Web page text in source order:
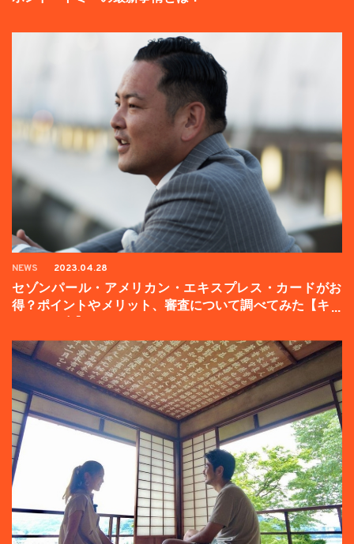
NEWS 2023.04.28
セゾンパール・アメリカン・エキスプレス・カードがお
得？ポイントやメリット、審査について調べてみた【キャ